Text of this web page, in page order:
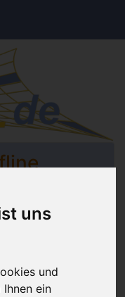
uns
und
ein
Es werden
bearbeitet.